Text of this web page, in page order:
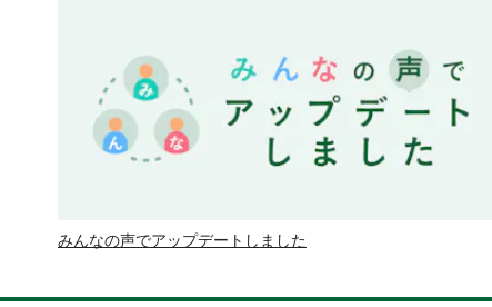
みんなの声でアップデートしました